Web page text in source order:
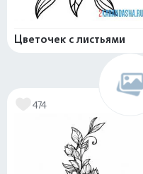
Цветочек с листьями
474